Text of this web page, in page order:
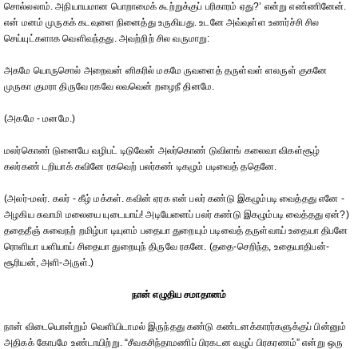
சொல்லலாம். அநியாயமான பொறாமைக் கூற்றுக்குப் பரிகாரம் ஏது?’ என்று எண்ணினேன்.
என் மனம் முருகக் கடவுளை நினைத்து உருகியது. உடனே அவ்வுள்ள உணர்ச்சி சில
செய்யுட்களாக வெளிவந்தது. அவற்றிற் சில வருமாறு:
அகமே யொருசொல் அறைவன் னிகரில் மகமே ருவளைத் தருள்வள் ளலருள் குகனே
முருகா குமரா திருவே ரகவே லவவென் றழைநீ தினமே.
(அகமே - மனமே.)
மலர்கொண் டுனையே வழிபட் டிடுவேன் அலர்கொண் டுவிளங் கலைவா விகள்சூழ்
கலர்கண் டறியாக் கவினே ரகவெற் பலர்கண் டிகழும் படிவைத் ததெனே.
(அலர்-மலர். கலர் - கீழ் மக்கள். கவின் ஏரக என் பலர் கண்டு இகழும்படி வைத்தது எனே -
அழகிய சுவாமி மலையை யுடையாய்! அடியேனைப் பலர் கண்டு இகழும்படி வைத்தது ஏன்?)
ததைதீஞ் சுவைநற் றமிழ்பா டியுளம் பதையா துறையும் படிவைத் தருள்வாய் உதையா திபனே
ரொளியா யளியாய் சிதையா துறையுந் திருவே ரகனே. (ததை-செறிந்த, உதையாதிபன்-
சூரியன், அளி-அருள்.)
நான் எழுதிய சமாதானம்
நான் விடையொன்றும் வெளியிடாமல் இருந்தது கண்டு கண்டனக்காரர்களுக்குப் பின்னும்
அதிகக் கோபமே உண்டாயிற்று. “சீவகசிந்தாமணிப் பிரகடன வழுப் பிரகரணம்” என்று ஒரு